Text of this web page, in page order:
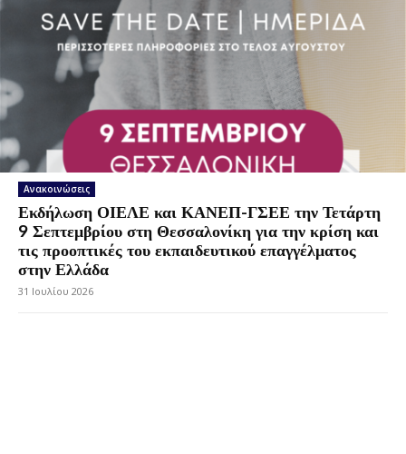
Ανακοινώσεις
Εκδήλωση ΟΙΕΛΕ και ΚΑΝΕΠ-ΓΣΕΕ την Τετάρτη
9 Σεπτεμβρίου στη Θεσσαλονίκη για την κρίση και
τις προοπτικές του εκπαιδευτικού επαγγέλματος
στην Ελλάδα
31 Ιουλίου 2026